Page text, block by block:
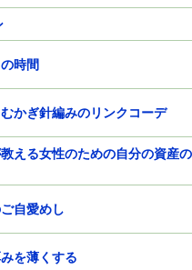
時間
かぎ針編みのリンクコーデ
える女性のための自分の資産
自愛めし
を薄くする